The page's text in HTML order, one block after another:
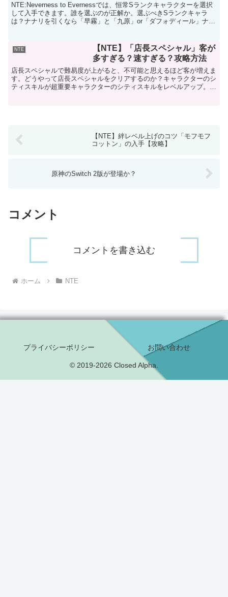
NTE:Neverness to Evernessでは、恒常Sランクキャラクターを選択
して入手できます。誰を選ぶのが正解か。選ぶべきSランクキャラ
は？ナナリを引くなら「早霧」と「九原」or「ダフォディール」ナナ
NTE
【NTE】「店長スペシャル」客が
多すぎる？速すぎる？攻略方法
店長スペシャルで難易度が上がると、不可能と思えるほど客が増えま
す。どうやって店長スペシャルをクリアするのか？キャラクターのシ
ティスキルが超重要キャラクターのシティスキルをレベルアップ。特
【NTE】絆レベル上げのコツ「モフモフ
コットン」の入手【攻略】
原神のSwitch 2版が登場か？
コメント
コメントを書き込む
ホーム NTE
プライバシーポリシー お問い合わせ
© 2019-2026 Closed Alpha.